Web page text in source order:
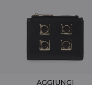
AGGIUNGI